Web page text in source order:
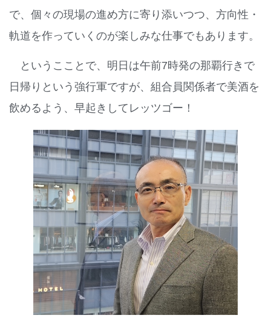
で、個々の現場の進め方に寄り添いつつ、方向性・
軌道を作っていくのが楽しみな仕事でもあります。
というこことで、明日は午前7時発の那覇行きで
日帰りという強行軍ですが、組合員関係者で美酒を
飲めるよう、早起きしてレッツゴー！